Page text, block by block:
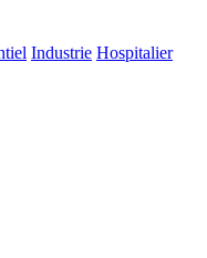
Industrie Hospitalier